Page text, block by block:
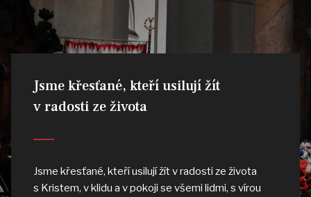
Jsme křesťané, kteří usilují žít
v radosti ze života
Jsme křesťané, kteří usilují žít v radosti ze života
s Kristem, v klidu a v pokoji se všemi lidmi, s vírou